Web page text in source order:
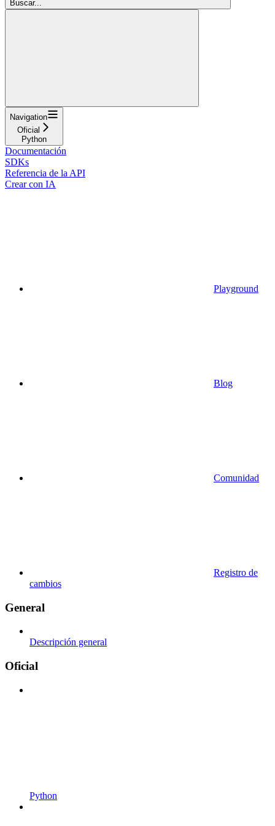
Buscar...
Navigation
Oficial
Python
Documentación
SDKs
Referencia de la API
Crear con IA
Playground
Blog
Comunidad
Registro de
cambios
General
Descripción general
Oficial
Python